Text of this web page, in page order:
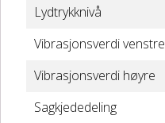
Lydtrykknivå
Vibrasjonsverdi venstre
Vibrasjonsverdi høyre
Sagkjededeling